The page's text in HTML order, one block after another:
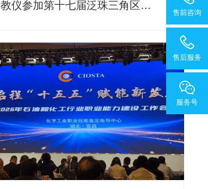
教仪参加第十七届泛珠三角区
售前咨询
售后服务
服务号